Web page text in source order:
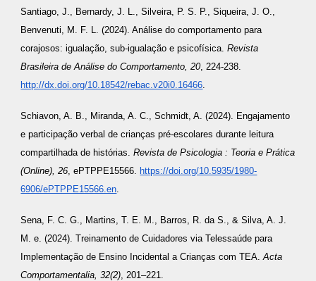
Santiago, J., Bernardy, J. L., Silveira, P. S. P., Siqueira, J. O.,
Benvenuti, M. F. L. (2024). Análise do comportamento para
corajosos: igualação, sub-igualação e psicofísica.Revista
Brasileira de Análise do Comportamento, 20, 224-238.
http://dx.doi.org/10.18542/rebac.v20i0.16466.
Schiavon, A. B., Miranda, A. C., Schmidt, A. (2024). Engajamento
e participação verbal de crianças pré-escolares durante leitura
compartilhada de histórias.Revista de Psicologia : Teoria e Prática
(Online), 26, ePTPPE15566. https://doi.org/10.5935/1980-
6906/ePTPPE15566.en.
Sena, F. C. G., Martins, T. E. M., Barros, R. da S., & Silva, A. J.
M. e. (2024). Treinamento de Cuidadores via Telessaúde para
Implementação de Ensino Incidental a Crianças com TEA.Acta
Comportamentalia, 32(2), 201–221.